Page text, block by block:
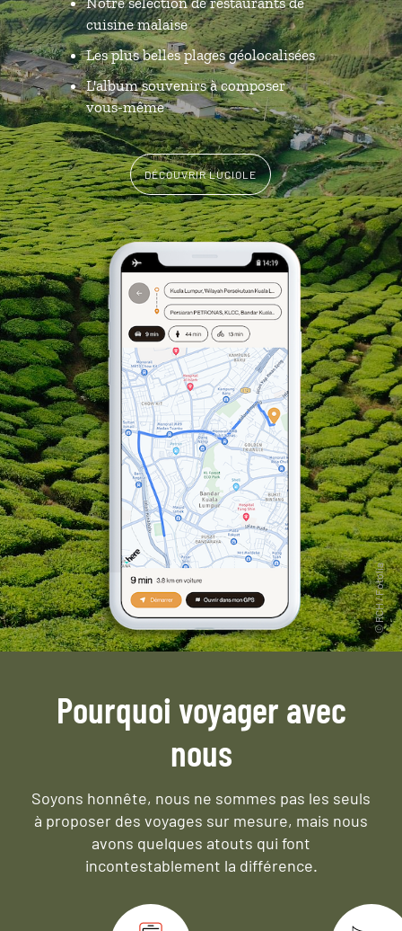
cuisine malaise
Les plus belles plages géolocalisées
L'album souvenirs à composer
vous-même
DÉCOUVRIR LUCIOLE
Pourquoi voyager avec
nous
Soyons honnête, nous ne sommes pas les seuls
à proposer des voyages sur mesure, mais nous
avons quelques atouts qui font
incontestablement la différence.